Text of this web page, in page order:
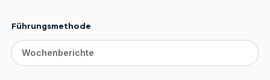
Führungsmethode